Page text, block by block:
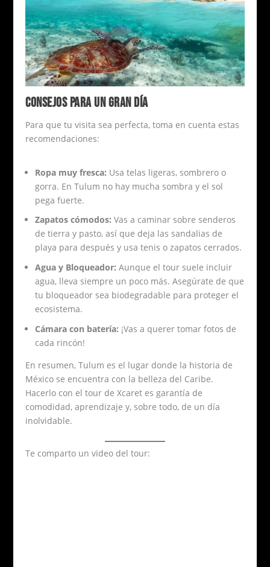
CONSEJOS PARA UN GRAN DÍA
Para que tu visita sea perfecta, toma en cuenta estas
recomendaciones:
Ropa muy fresca: Usa telas ligeras, sombrero o
gorra. En Tulum no hay mucha sombra y el sol
pega fuerte.
Zapatos cómodos: Vas a caminar sobre senderos
de tierra y pasto, así que deja las sandalias de
playa para después y usa tenis o zapatos cerrados.
Agua y Bloqueador: Aunque el tour suele incluir
agua, lleva siempre un poco más. Asegúrate de que
tu bloqueador sea biodegradable para proteger el
ecosistema.
Cámara con batería: ¡Vas a querer tomar fotos de
cada rincón!
En resumen, Tulum es el lugar donde la historia de
México se encuentra con la belleza del Caribe.
Hacerlo con el tour de Xcaret es garantía de
comodidad, aprendizaje y, sobre todo, de un día
inolvidable.
Te comparto un video del tour: